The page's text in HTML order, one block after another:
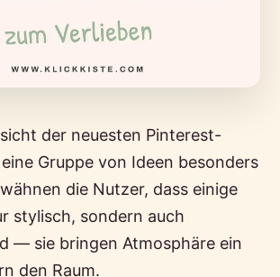
der neuesten Pinterest-
Gruppe von Ideen besonders
die Nutzer, dass einige
stylisch, sondern auch
— sie bringen Atmosphäre ein
den Raum.